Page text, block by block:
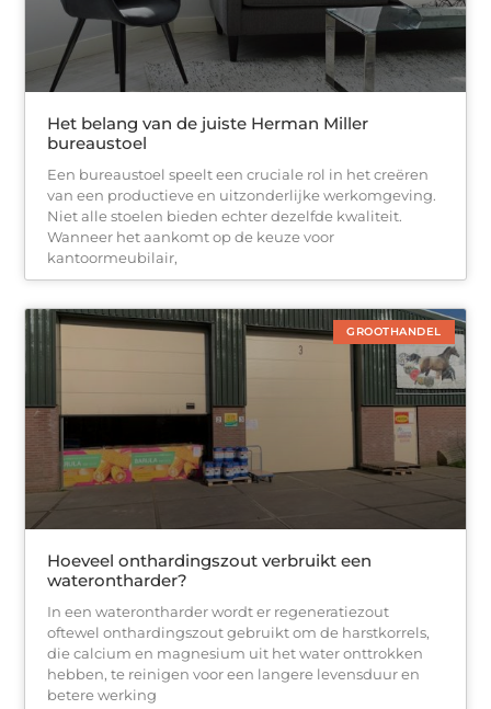
Het belang van de juiste Herman Miller
bureaustoel
Een bureaustoel speelt een cruciale rol in het creëren
van een productieve en uitzonderlijke werkomgeving.
Niet alle stoelen bieden echter dezelfde kwaliteit.
Wanneer het aankomt op de keuze voor
kantoormeubilair,
GROOTHANDEL
Hoeveel onthardingszout verbruikt een
waterontharder?
In een waterontharder wordt er regeneratiezout
oftewel onthardingszout gebruikt om de harstkorrels,
die calcium en magnesium uit het water onttrokken
hebben, te reinigen voor een langere levensduur en
betere werking